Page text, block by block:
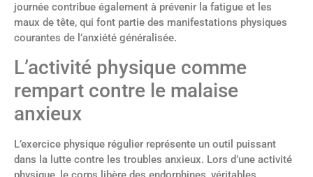
journée contribue également à prévenir la fatigue et les
maux de tête, qui font partie des manifestations physiques
courantes de l’anxiété généralisée.
L’activité physique comme
rempart contre le malaise
anxieux
L’exercice physique régulier représente un outil puissant
dans la lutte contre les troubles anxieux. Lors d’une activité